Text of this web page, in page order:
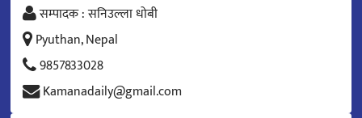
सम्पादक : सनिउल्ला धोबी
Pyuthan, Nepal
9857833028
Kamanadaily@gmail.com